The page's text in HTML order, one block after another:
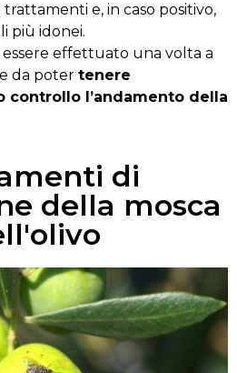
trattamenti e, in caso positivo,
più idonei.
effettuato una volta a
da poter tenere
controllo l’andamento della
di
della mosca